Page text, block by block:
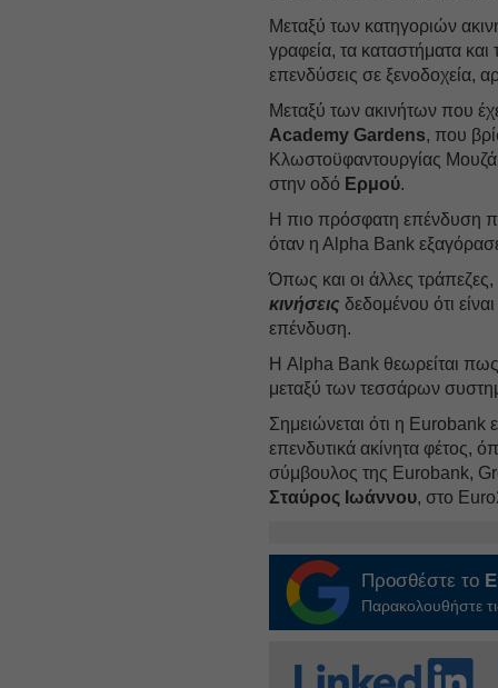
Μεταξύ των κατηγοριών
γραφεία, τα καταστήματα
επενδύσεις σε ξενοδοχεία,
Μεταξύ των ακινήτων που
Academy Gardens, που
Κλωστοϋφαντουργίας
στην οδό Ερμού.
Η πιο πρόσφατη επένδυση
όταν η Αlpha Bank
Όπως και οι άλλες
κινήσεις δεδομένου ότι
επένδυση.
Η Alpha Βank θεωρείται πως
μεταξύ των τεσσάρων
Σημειώνεται ότι η Eurobank
επενδυτικά ακίνητα
σύμβουλος της Eurobank,
Σταύρος Ιωάννου, στο
Προσθέστε το
Παρακολουθήστε